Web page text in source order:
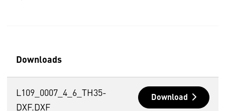
Downloads
L109_0007_4_6_TH35-
DXF.DXF
Download